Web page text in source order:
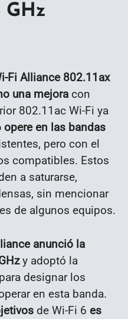
GHz
Fi Alliance 802.11ax
una mejora con
802.11ac Wi-Fi ya
opere en las bandas
pero con el
compatibles. Estos
a saturarse,
sin mencionar
de algunos equipos.
anunció la
y adoptó la
designar los
en esta banda.
de Wi-Fi 6 es